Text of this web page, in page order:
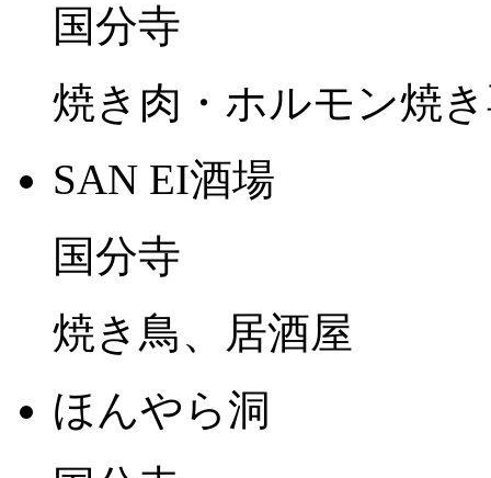
国分寺
焼き肉・ホルモン焼
SAN EI酒場
国分寺
焼き鳥、居酒屋
ほんやら洞